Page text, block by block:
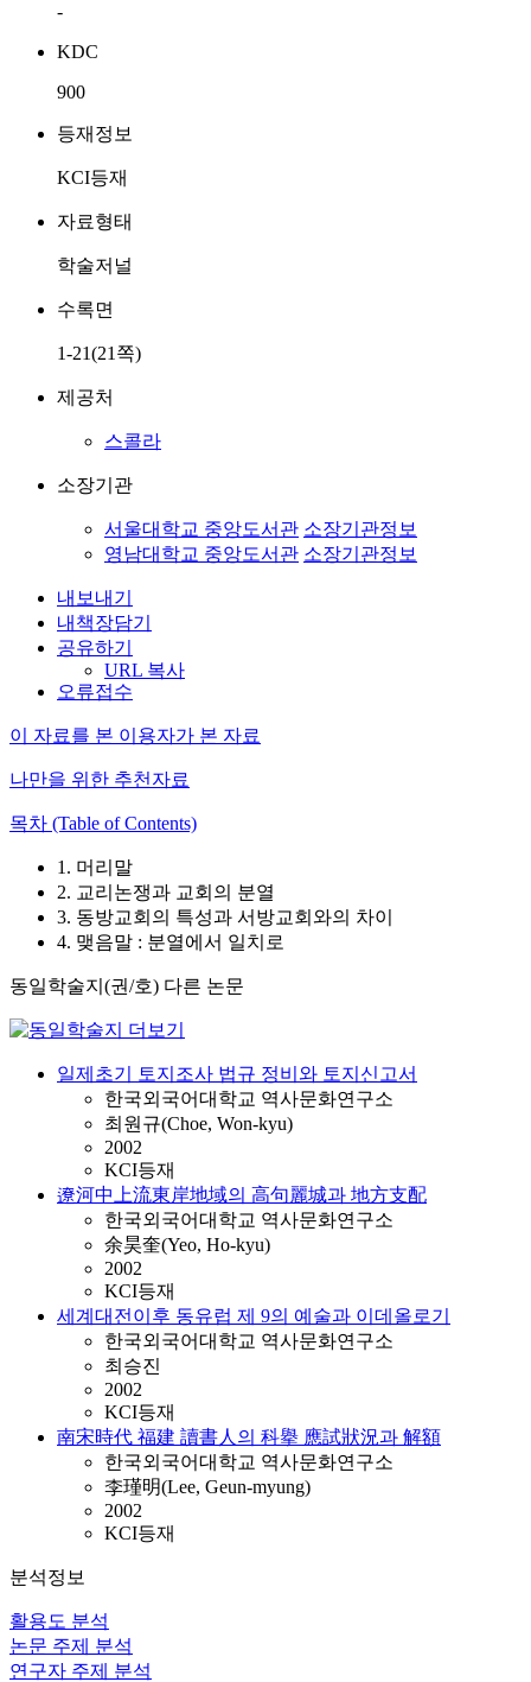
-
KDC
900
등재정보
KCI등재
자료형태
학술저널
수록면
1-21(21쪽)
제공처
스콜라
소장기관
서울대학교 중앙도서관 소장기관정보
영남대학교 중앙도서관 소장기관정보
내보내기
내책장담기
공유하기
URL 복사
오류접수
이 자료를 본 이용자가 본 자료
나만을 위한 추천자료
목차 (Table of Contents)
1. 머리말
2. 교리논쟁과 교회의 분열
3. 동방교회의 특성과 서방교회와의 차이
4. 맺음말 : 분열에서 일치로
동일학술지(권/호) 다른 논문
일제초기 토지조사 법규 정비와 토지신고서
한국외국어대학교 역사문화연구소
최원규(Choe, Won-kyu)
2002
KCI등재
遼河中上流東岸地域의 高句麗城과 地方支配
한국외국어대학교 역사문화연구소
余昊奎(Yeo, Ho-kyu)
2002
KCI등재
세계대전이후 동유럽 제 9의 예술과 이데올로기
한국외국어대학교 역사문화연구소
최승진
2002
KCI등재
南宋時代 福建 讀書人의 科擧 應試狀況과 解額
한국외국어대학교 역사문화연구소
李瑾明(Lee, Geun-myung)
2002
KCI등재
분석정보
활용도 분석
논문 주제 분석
연구자 주제 분석